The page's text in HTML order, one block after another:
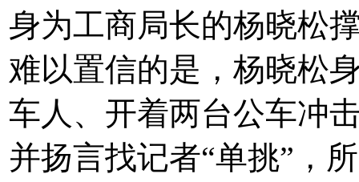
身为工商局长的杨晓松
难以置信的是，杨晓松
车人、开着两台公车冲
并扬言找记者“单挑”，